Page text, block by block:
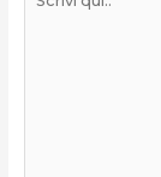
qui..